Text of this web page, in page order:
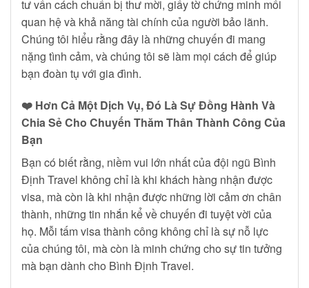
tư vấn cách chuẩn bị thư mời, giấy tờ chứng minh mối
quan hệ và khả năng tài chính của người bảo lãnh.
Chúng tôi hiểu rằng đây là những chuyến đi mang
nặng tình cảm, và chúng tôi sẽ làm mọi cách để giúp
bạn đoàn tụ với gia đình.
❤️ Hơn Cả Một Dịch Vụ, Đó Là Sự Đồng Hành Và
Chia Sẻ Cho Chuyến Thăm Thân Thành Công Của
Bạn
Bạn có biết rằng, niềm vui lớn nhất của đội ngũ Bình
Định Travel không chỉ là khi khách hàng nhận được
visa, mà còn là khi nhận được những lời cảm ơn chân
thành, những tin nhắn kể về chuyến đi tuyệt vời của
họ. Mỗi tấm visa thành công không chỉ là sự nỗ lực
của chúng tôi, mà còn là minh chứng cho sự tin tưởng
mà bạn dành cho Bình Định Travel.